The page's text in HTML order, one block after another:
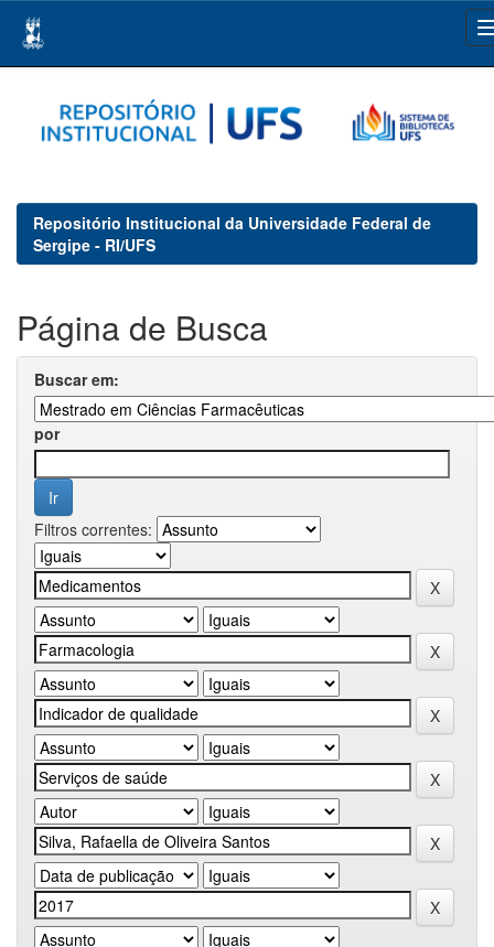
navigation
Repositório Institucional da Universidade Federal de
Sergipe - RI/UFS
Página de Busca
Buscar em:
por
Filtros correntes: